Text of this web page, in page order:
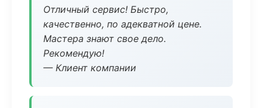
Отличный сервис! Быстро,
качественно, по адекватной цене.
Мастера знают свое дело.
Рекомендую!
— Клиент компании